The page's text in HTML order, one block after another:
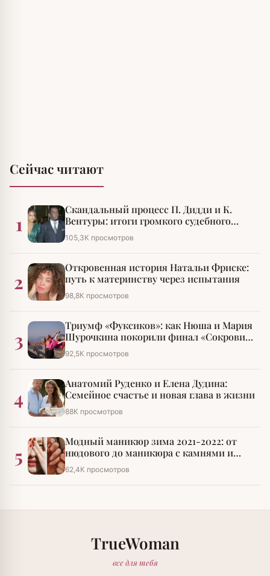
Сейчас читают
1
Скандальный процесс П. Дидди и К.
Вентуры: итоги громкого судебного
разбирательства
105,3К просмотров
2
Откровенная история Натальи Фриске:
путь к материнству через испытания
98,8К просмотров
3
Триумф «Фуксиков»: как Нюша и Мария
Шурочкина покорили финал «Сокровищ
императора»
92,5К просмотров
4
Анатомий Руденко и Елена Дудина:
Семейное счастье и новая глава в жизни
88К просмотров
5
Модный маникюр зима 2021-2022: от
нюдового до маникюра с камнями и
стразами
62,4К просмотров
TrueWoman
все для тебя